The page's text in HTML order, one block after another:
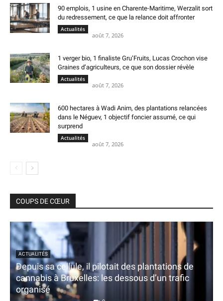
90 emplois, 1 usine en Charente-Maritime, Werzalit sort
du redressement, ce que la relance doit affronter
Actualités
août 7, 2026
1 verger bio, 1 finaliste Gru’Fruits, Lucas Crochon vise
Graines d’agriculteurs, ce que son dossier révèle
Actualités
août 7, 2026
600 hectares à Wadi Anim, des plantations relancées
dans le Néguev, 1 objectif foncier assumé, ce qui
surprend
Actualités
août 7, 2026
COUPS DE CŒUR
ACTUALITÉS
Depuis sa cellule, il pilotait des plantations de
cannabis à Bruxelles: les dessous d’un trafic
organisé